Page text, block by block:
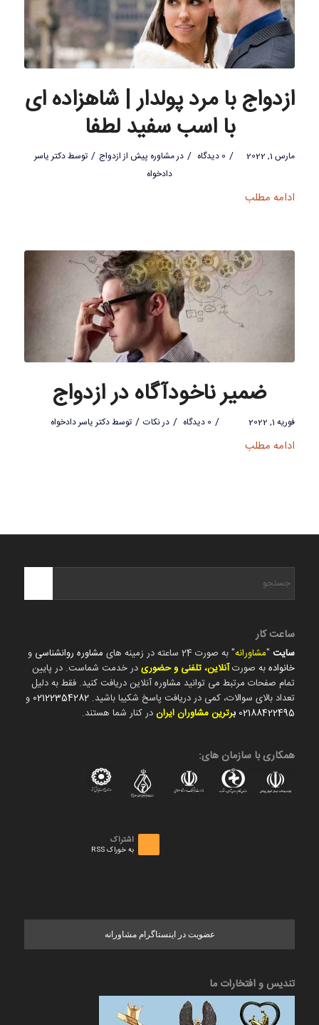
ازدواج با مرد پولدار | شاهزاده ای
با اسب سفید لطفا
مارس 1, 2022 / 0 دیدگاه / درمشاوره پیش از ازدواج / توسطدکتر یاسر
دادخواه
ادامه مطلب
ضمیر ناخودآگاه در ازدواج
فوریه 1, 2022 / 0 دیدگاه / درنکات / توسطدکتر یاسر دادخواه
ادامه مطلب
ساعت کار
سایت"مشاورانه" به صورت 24 ساعته در زمینه های مشاوره روانشناسی و
خانوادهبه صورتآنلاین، تلفنی و حضوریدر خدمت شماست. در پایین
تمام صفحات مرتبط می توانید مشاوره آنلاین دریافت کنید. فقط به دلیل
تعداد بالای سوالات، کمی در دریافت پاسخ شکیبا باشید. 02122354282 و
02188422495 برترین مشاوران ایراندر کنار شما هستند.
همکاری با سازمان های:
اشتراک
به خوراک RSS
عضویت در اینستاگرام مشاورانه
تندیس و افتخارات ما